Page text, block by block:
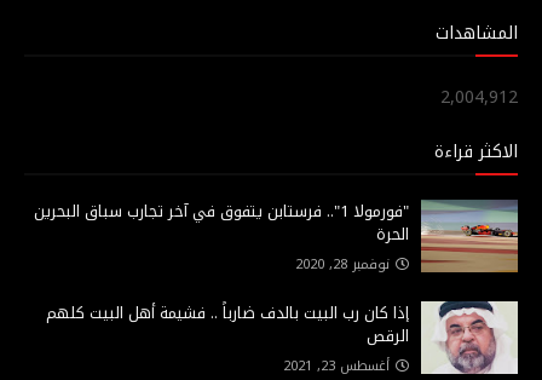
المشاهدات
2,004,912
الاكثر قراءة
"فورمولا 1".. فرستابن يتفوق في آخر تجارب سباق البحرين
الحرة
نوفمبر 28, 2020
إذا كان رب البيت بالدف ضارباً .. فشيمة أهل البيت كلهم
الرقص
أغسطس 23, 2021